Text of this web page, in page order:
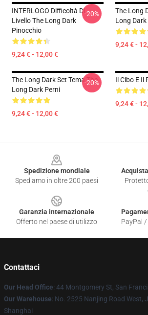
INTERLOGO Difficoltà Di
Livello The Long Dark
Pinocchio
9,24 € - 12,00 €
-20%
The Long
Long Dark
9,24 € -
The Long Dark Set Tema The
Long Dark Perni
9,24 € - 12,00 €
-20% Il Cibo E Il
9,24 € -
Spedizione mondiale
Spediamo in oltre 200 paesi
Garanzia internazionale
Offerto nel paese di utilizzo
PayPal
Contattaci
Our Head Office: 44 Montgomery St, San
Our Warehouse: No. 2525 Nanjing Road West,
Shanghai